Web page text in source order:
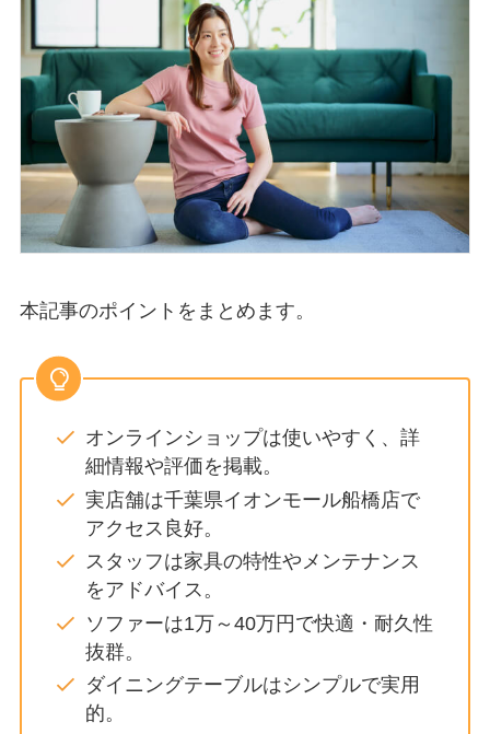
本記事のポイントをまとめます。
オンラインショップは使いやすく、詳
細情報や評価を掲載。
実店舗は千葉県イオンモール船橋店で
アクセス良好。
スタッフは家具の特性やメンテナンス
をアドバイス。
ソファーは1万～40万円で快適・耐久性
抜群。
ダイニングテーブルはシンプルで実用
的。